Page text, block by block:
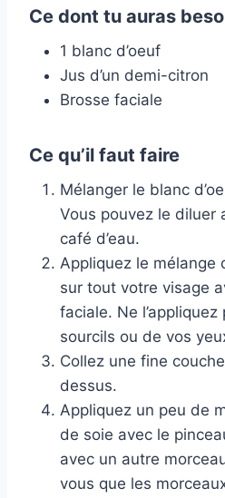
Ce dont tu auras
1 blanc d’oeuf
Jus d’un demi-citron
Brosse faciale
Ce qu’il faut faire
Mélanger le blanc
Vous pouvez le diluer
café d’eau.
Appliquez le mélange
sur tout votre visage
faciale. Ne
sourcils ou de vos
Collez une fine
dessus.
Appliquez un peu de
de soie avec le
avec un autre
vous que les